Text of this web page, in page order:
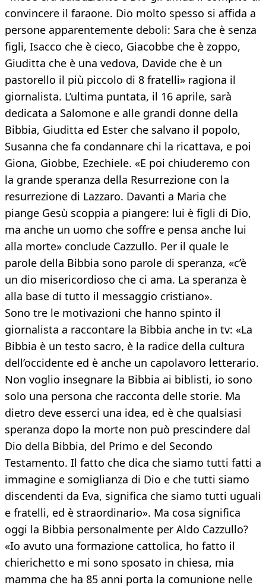
convincere il faraone. Dio molto spesso si affida a
persone apparentemente deboli: Sara che è senza
figli, Isacco che è cieco, Giacobbe che è zoppo,
Giuditta che è una vedova, Davide che è un
pastorello il più piccolo di 8 fratelli» ragiona il
giornalista. L’ultima puntata, il 16 aprile, sarà
dedicata a Salomone e alle grandi donne della
Bibbia, Giuditta ed Ester che salvano il popolo,
Susanna che fa condannare chi la ricattava, e poi
Giona, Giobbe, Ezechiele. «E poi chiuderemo con
la grande speranza della Resurrezione con la
resurrezione di Lazzaro. Davanti a Maria che
piange Gesù scoppia a piangere: lui è figli di Dio,
ma anche un uomo che soffre e pensa anche lui
alla morte» conclude Cazzullo. Per il quale le
parole della Bibbia sono parole di speranza, «c’è
un dio misericordioso che ci ama. La speranza è
alla base di tutto il messaggio cristiano».
Sono tre le motivazioni che hanno spinto il
giornalista a raccontare la Bibbia anche in tv: «La
Bibbia è un testo sacro, è la radice della cultura
dell’occidente ed è anche un capolavoro letterario.
Non voglio insegnare la Bibbia ai biblisti, io sono
solo una persona che racconta delle storie. Ma
dietro deve esserci una idea, ed è che qualsiasi
speranza dopo la morte non può prescindere dal
Dio della Bibbia, del Primo e del Secondo
Testamento. Il fatto che dica che siamo tutti fatti a
immagine e somiglianza di Dio e che tutti siamo
discendenti da Eva, significa che siamo tutti uguali
e fratelli, ed è straordinario». Ma cosa significa
oggi la Bibbia personalmente per Aldo Cazzullo?
«Io avuto una formazione cattolica, ho fatto il
chierichetto e mi sono sposato in chiesa, mia
mamma che ha 85 anni porta la comunione nelle